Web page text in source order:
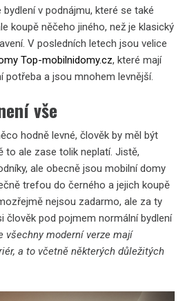
v podnájmu, které se také
koupě něčeho jiného, než je klasický
V posledních letech jsou velice
Top-mobilnidomy.cz, které mají
potřeba a jsou mnohem levnější.
vše
hodně levné, člověk by měl být
to ale zase tolik neplatí. Jistě,
ale obecně jsou mobilní domy
trefou do černého a jejich koupě
nejsou zadarmo, ale za ty
člověk pod pojmem normální bydlení
všechny moderní verze mají
a to včetně některých důležitých